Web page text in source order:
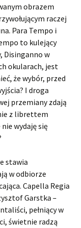
obrazem
raczej
Para Tempo i
to kulejący
Disinganno w
okularach, jest
że wybór, przed
I droga
przemiany zdają
z librettem
wydaję się
stawia
w odbiorze
Capella Regia
Garstka –
pełniący w
świetnie radzą